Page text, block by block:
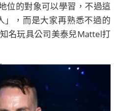
位的對象可以學習，不過這
」，而是大家再熟悉不過的
名玩具公司美泰兒Mattel打
期便吸引了將近10萬名追
大牌時尚偶像的魅力有多驚
上分享每日穿搭和街拍
夏時裝週，奔走於紐約、倫